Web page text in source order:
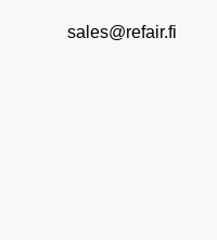
sales@refair.fi